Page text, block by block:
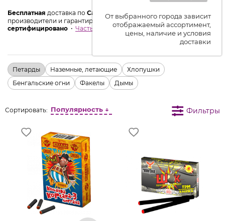
От выбранного города зависит
отображаемый ассортимент,
цены, наличие и условия
доставки
Бесплатная доставка по Санкт-Петербургу
производители и гарантируем низкие цены
100%
сертифицировано
Частые вопросы
Петарды Наземные, летающие
Хлопушки
Бенгальские огни
Факелы Дымы
Фильтры
Сортировать: Популярность ↓